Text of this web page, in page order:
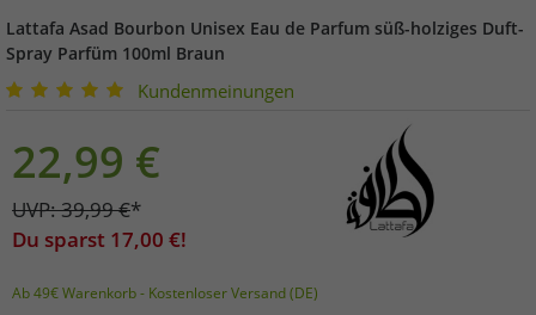
Lattafa Asad Bourbon Unisex Eau de Parfum süß-holziges Duft-
Spray Parfüm 100ml Braun
Kundenmeinungen
22,99 €
UVP:39,99€*
Du sparst 17,00 €!
Ab 49€ Warenkorb - Kostenloser Versand (DE)